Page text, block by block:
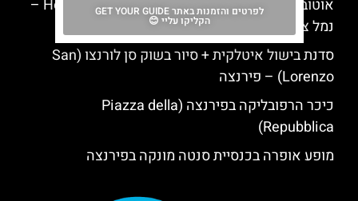
אוטובוס התיירים של צ'יוויטווקיה: Hop On Hop Off –
נמל צ'יוויטווקיה לרומא
סדנת בישול איטלקית + סיור בשוק סן לורנצו (San
Lorenzo) – פירנצה
כיכר הרפובליקה בפירנצה (Piazza della
Repubblica)
מופע אופרה בכנסיית סנטה מונקה בפירנצה
לפרטים והזמנות באתר GET YOUR GUIDE
הקליקו עליי 😊